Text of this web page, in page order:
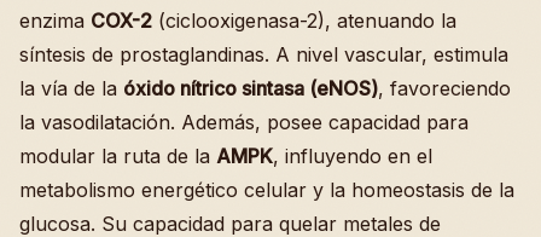
enzima COX-2 (ciclooxigenasa-2), atenuando la
síntesis de prostaglandinas. A nivel vascular, estimula
la vía de la óxido nítrico sintasa (eNOS), favoreciendo
la vasodilatación. Además, posee capacidad para
modular la ruta de la AMPK, influyendo en el
metabolismo energético celular y la homeostasis de la
glucosa. Su capacidad para quelar metales de